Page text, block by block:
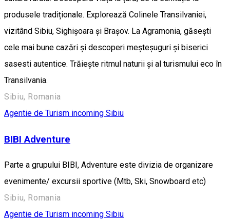
produsele tradiționale. Explorează Colinele Transilvaniei,
vizitând Sibiu, Sighișoara și Brașov. La Agramonia, găsești
cele mai bune cazări și descoperi meșteșuguri și biserici
sasesti autentice. Trăiește ritmul naturii și al turismului eco în
Transilvania.
Sibiu, Romania
Agentie de Turism incoming Sibiu
BIBI Adventure
Parte a grupului BIBI, Adventure este divizia de organizare
evenimente/ excursii sportive (Mtb, Ski, Snowboard etc)
Sibiu, Romania
Agentie de Turism incoming Sibiu